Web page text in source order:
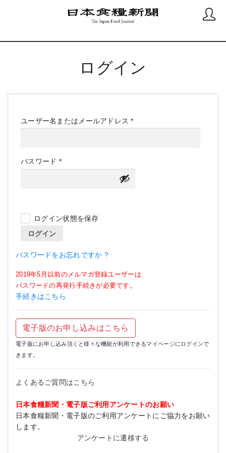
ログイン
ユーザー名またはメールアドレス*必
パスワード *必
須
ログイン状態を保存
ログイン
パスワードをお忘れですか ?
2019年5月以前のメルマガ登録ユーザーは
パスワードの再発行手続きが必要です。
手続きはこちら
電子版のお申し込みはこちら
電子版にお申し込み頂くと様々な機能が利用できるマイページにログインで
きます。
よくあるご質問はこちら
日本食糧新聞・電子版ご利用アンケートのお願い
日本食糧新聞・電子版のご利用アンケートにご協力をお願い
します。
アンケートに遷移する